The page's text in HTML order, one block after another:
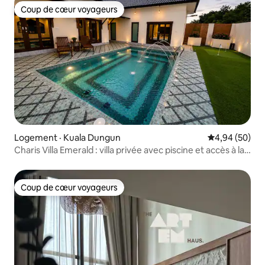
Coup de cœur voyageurs
Coup de cœur voyageurs
Logement · Kuala Dungun Note
4,94 (50)
Charis Villa Emerald : villa privée avec piscine et accès à la
Coup de cœur voyageurs
Coup de cœur voyageurs